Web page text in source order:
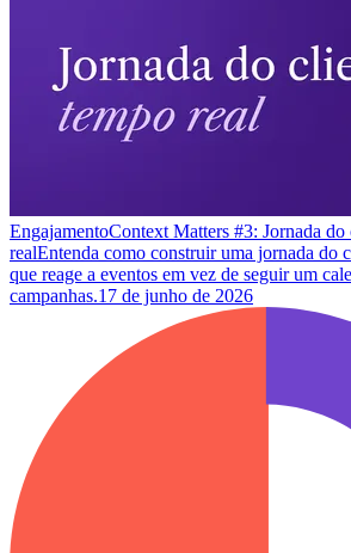
EngajamentoContext Matters #3: Jornada do
realEntenda como construir uma jornada do
que reage a eventos em vez de seguir um
campanhas.17 de junho de 2026